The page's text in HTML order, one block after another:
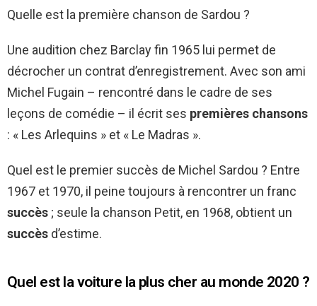
Quelle est la première chanson de Sardou ?
Une audition chez Barclay fin 1965 lui permet de
décrocher un contrat d’enregistrement. Avec son ami
Michel Fugain – rencontré dans le cadre de ses
leçons de comédie – il écrit ses premières chansons
: « Les Arlequins » et « Le Madras ».
Quel est le premier succès de Michel Sardou ? Entre
1967 et 1970, il peine toujours à rencontrer un franc
succès ; seule la chanson Petit, en 1968, obtient un
succès d’estime.
Quel est la voiture la plus cher au monde 2020 ?